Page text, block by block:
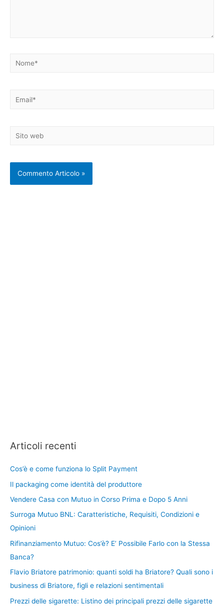
Nome*
Email*
Sito
Articoli recenti
Cos’è e come funziona lo Split Payment
Il packaging come identità del produttore
Vendere Casa con Mutuo in Corso Prima e Dopo 5 Anni
Surroga Mutuo BNL: Caratteristiche, Requisiti, Condizioni e
Opinioni
Rifinanziamento Mutuo: Cos’è? E’ Possibile Farlo con la Stessa
Banca?
Flavio Briatore patrimonio: quanti soldi ha Briatore? Quali sono i
business di Briatore, figli e relazioni sentimentali
Prezzi delle sigarette: Listino dei principali prezzi delle sigarette